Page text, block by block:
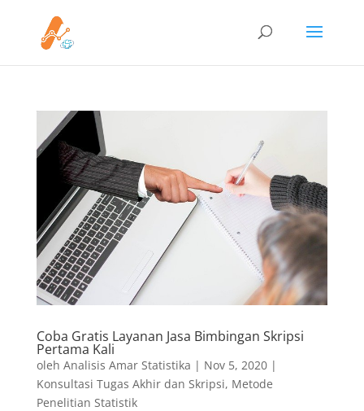
Coba Gratis Layanan Jasa Bimbingan Skripsi
Pertama Kali
oleh Analisis Amar Statistika | Nov 5, 2020|
Konsultasi Tugas Akhir dan Skripsi, Metode
Penelitian Statistik